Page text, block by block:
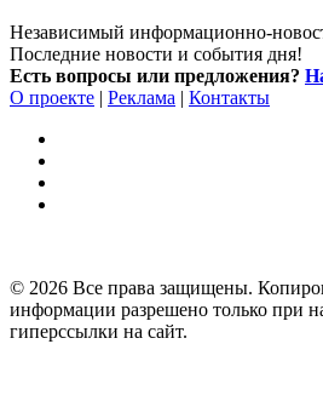
Независимый информационно-
Последние новости и события дня!
Есть вопросы или предложения?
О проекте | Реклама | Контакты
© 2026 Все права защищены.
информации разрешено только при
гиперссылки на сайт.